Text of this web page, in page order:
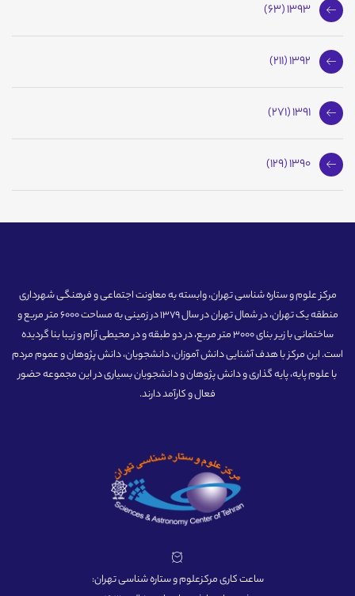
1393 (63)
1392 (211)
1391 (271)
1390 (129)
مرکز علوم و ستاره شناسی تهران، وابسته به معاونت اجتماعی و فرهنگی شهرداری
منطقه یک تهران، در شمال تهران در سال 1379 در زمینی به مساحت 6000 متر مربع و
ساختمانی با زیر بنای 3000 متر مربع، در دو طبقه و در محیطی آرام و زیبا بنا گردیده
است. این مرکز با هدف آشنایی دانش آموزان، دانشجویان، دانش پژوهان و عموم مردم
با علوم پایه، پایه گذاری و دانش پژوهان و دانشجویان بسیاری در این مجموعه حضور
فعال و کارآمد دارند.
ساعت کاری مرکزعلوم و ستاره شناسی تهران: